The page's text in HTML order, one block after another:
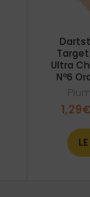
Ultra
Nº6
1,29€